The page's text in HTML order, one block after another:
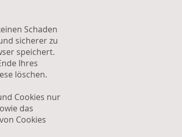
Schaden
sicherer zu
speichert.
Ihres
löschen.
Cookies nur
das
Cookies